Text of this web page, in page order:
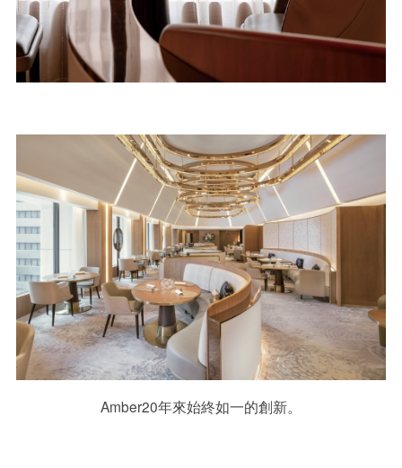
Amber20年來始終如一的創新。